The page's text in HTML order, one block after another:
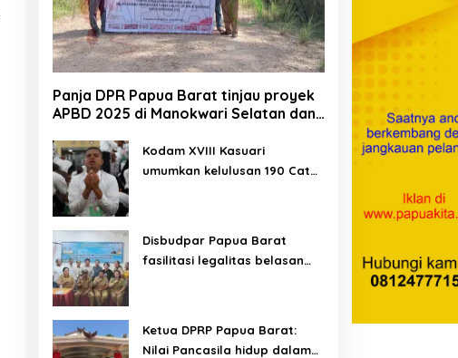
Panja DPR Papua Barat tinjau proyek
APBD 2025 di Manokwari Selatan dan
Kodam XVIII Kasuari
umumkan kelulusan 190 Cata
Disbudpar Papua Barat
fasilitasi legalitas belasan
Ketua DPRP Papua Barat:
Nilai Pancasila hidup dalam